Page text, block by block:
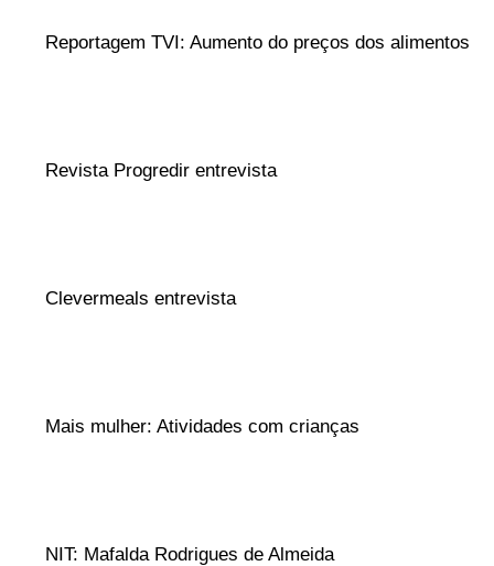
Reportagem TVI: Aumento do preços dos alimentos
Revista Progredir entrevista
Clevermeals entrevista
Mais mulher: Atividades com crianças
NIT: Mafalda Rodrigues de Almeida